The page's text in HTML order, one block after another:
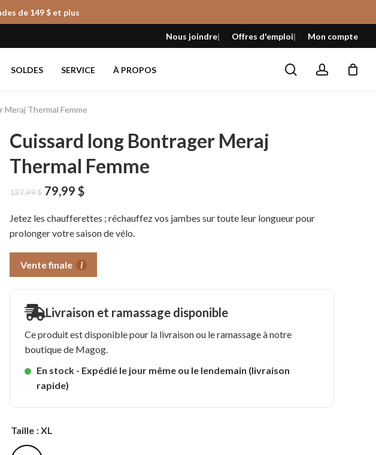
de 149 $ et plus
Nous joindre Offres d'emploi Mon compte
SOLDES SERVICE À PROPOS searchaccount
Fermer
le
panier
Meraj Thermal Femme
Cuissard long Bontrager Meraj
Thermal Femme
137,99$ Le
prix
initial
était :
137,99 $.
79,99$Le
actuel
est :
79,99 $.
Jetez les chaufferettes ; réchauffez vos jambes sur toute leur longueur pour
prolonger votre saison de vélo.
Vente finale i
Livraison et ramassage disponible
Ce produit est disponible pour la livraison ou le ramassage à notre
boutique de Magog.
En stock - Expédié le jour même ou le lendemain (livraison
rapide)
Taille : XL